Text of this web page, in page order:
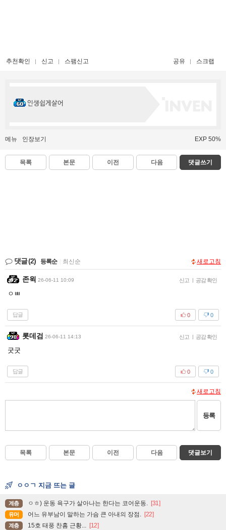
추천확인 신고 스팸신고 공유 스크랩
인생쉽게살어
메뉴 인장보기 EXP 50%
목록 본문 이전 다음 댓글쓰기
댓글(2) 등록순 최신순 새로고침
존윅 26-06-11 10:09 신고 | 공감 확인
ㅇㅃ
답글 0
0
롯데검 26-06-11 14:13 신고 | 공감 확인
굿굿
답글 0
0
새로고침
등록
목록 본문 이전 다음 댓글보기
ㅇㅇㄱ 지금 뜨는 글
계층 ㅇㅎ) 운동 욕구가 살아나는 한다는 코어운동. [31]
유머 어느 유부남이 말하는 가슴 큰 아내의 장점. [22]
계층 15호 태풍 찬홈 근황... [12]